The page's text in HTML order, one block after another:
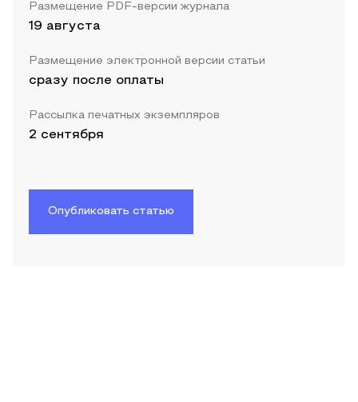
Размещение PDF-версии журнала
19 августа
Размещение электронной версии статьи
сразу после оплаты
Рассылка печатных экземпляров
2 сентября
Опубликовать статью